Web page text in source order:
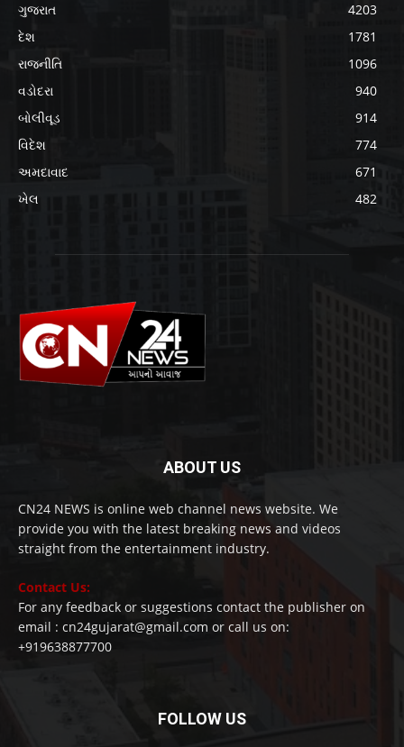
ગુજરાત
4203
દેશ
1781
રાજનીતિ
1096
વડોદરા
940
બોલીવૂડ
914
વિદેશ
774
અમદાવાદ
671
ખેલ
482
ABOUT US
CN24 NEWS is online web channel news website. We
provide you with the latest breaking news and videos
straight from the entertainment industry.
Contact Us:
For any feedback or suggestions contact the publisher on
email : cn24gujarat@gmail.com or call us on:
+919638877700
FOLLOW US